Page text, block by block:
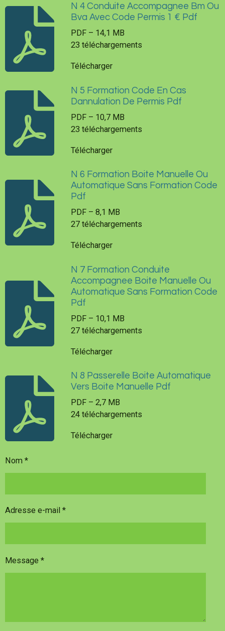
N 4 Conduite Accompagnee Bm Ou
Bva Avec Code Permis 1 € Pdf
PDF – 14,1 MB
23 téléchargements
Télécharger
N 5 Formation Code En Cas
Dannulation De Permis Pdf
PDF – 10,7 MB
23 téléchargements
Télécharger
N 6 Formation Boite Manuelle Ou
Automatique Sans Formation Code
Pdf
PDF – 8,1 MB
27 téléchargements
Télécharger
N 7 Formation Conduite
Accompagnee Boite Manuelle Ou
Automatique Sans Formation Code
Pdf
PDF – 10,1 MB
27 téléchargements
Télécharger
N 8 Passerelle Boite Automatique
Vers Boite Manuelle Pdf
PDF – 2,7 MB
24 téléchargements
Télécharger
Nom *
Adresse e-mail *
Message *